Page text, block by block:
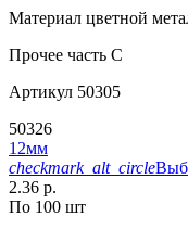
Материал цветной
Прочее часть C
Артикул 50305
50326
12мм
checkmark_alt_circle
2.36 р.
По 100 шт